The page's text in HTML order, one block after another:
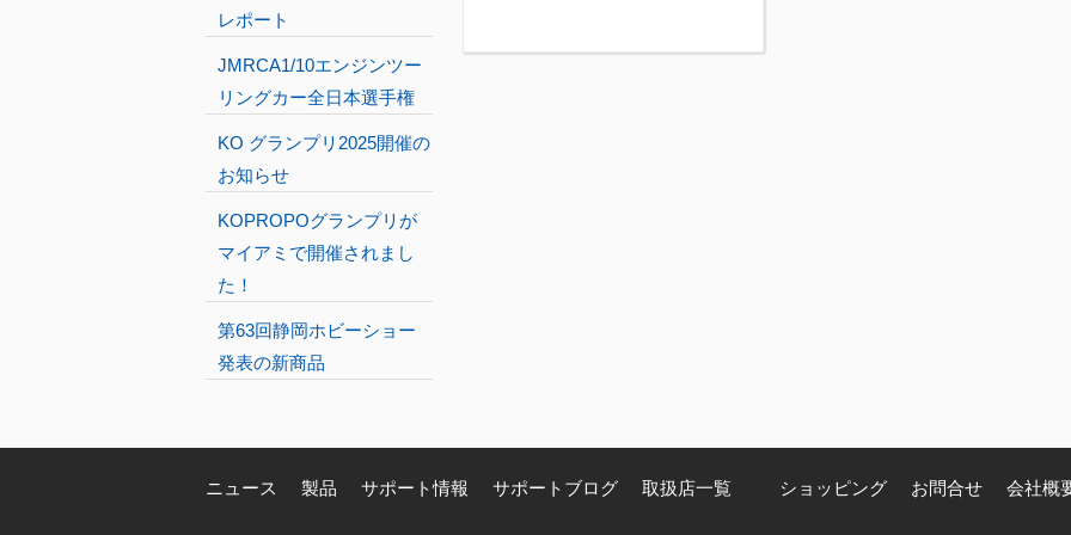
レポート
JMRCA1/10エンジンツー
リングカー全日本選手権
KO グランプリ2025開催の
お知らせ
KOPROPOグランプリが
マイアミで開催されまし
た！
第63回静岡ホビーショー
発表の新商品
ニュース 製品 サポート情報 サポートブログ 取扱店一覧 ショッピング お問合せ 会社概